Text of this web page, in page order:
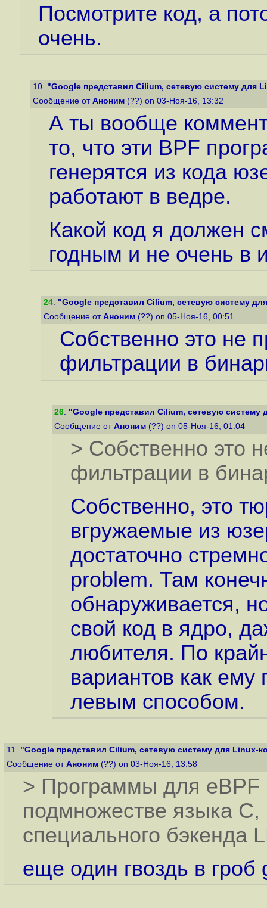
Посмотрите код, а
очень.
10. "Google представил Cilium, сетевую систему для
Сообщение от Аноним (??) on 03-Ноя-16, 13:32
А ты вообще
то, что эти BPF
генерятся из кода
работают в ведре.
Какой код я должен
годным и не очень в
24. "Google представил Cilium, сетевую систему
Сообщение от Аноним (??) on 05-Ноя-16, 00:51
Собственно это не
фильтрации в
26. "Google представил Cilium, сетевую систему
Сообщение от Аноним (??) on 05-Ноя-16, 01:04
> Собственно это
фильтрации в
Собственно, это
вгружаемые из
достаточно
problem. Там
обнаруживается,
свой код в ядро,
любителя. По
вариантов как
левым способом.
11. "Google представил Cilium, сетевую систему для Linux-
Сообщение от Аноним (??) on 03-Ноя-16, 13:58
> Программы для eBPF
подмножестве языка
специального бэкенда
еще один гвоздь в гроб